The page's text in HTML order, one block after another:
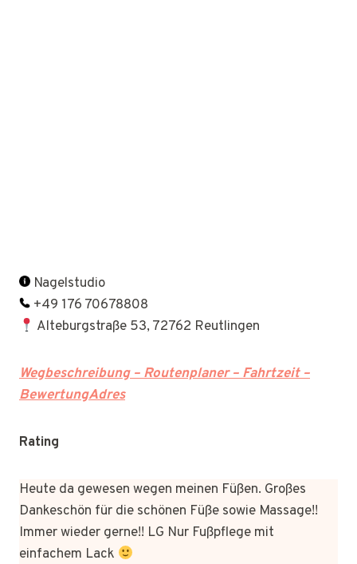
Nagelstudio
+49 176 70678808
Alteburgstraße 53, 72762 Reutlingen
Wegbeschreibung – Routenplaner – Fahrtzeit –
BewertungAdres
Rating
Heute da gewesen wegen meinen Füßen. Großes
Dankeschön für die schönen Füße sowie Massage!!
Immer wieder gerne!! LG Nur Fußpflege mit
einfachem Lack